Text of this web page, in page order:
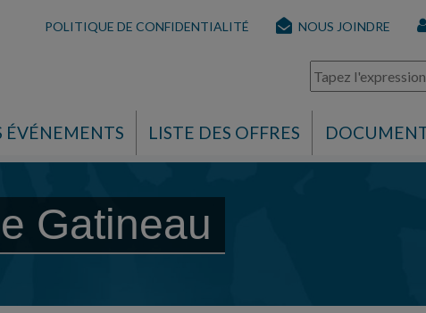
POLITIQUE DE CONFIDENTIALITÉ NOUS JOINDRE
ÉVÉNEMENTS LISTE DES OFFRES
Gatineau